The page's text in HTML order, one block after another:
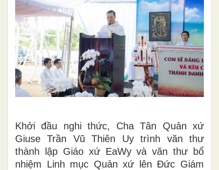
Khởi đầu nghi thức, Cha Tân Quản xứ
Giuse Trần Vũ Thiên Uy trình văn thư
thành lập Giáo xứ EaWy và văn thư bổ
nhiệm Linh mục Quản xứ lên Đức Giám